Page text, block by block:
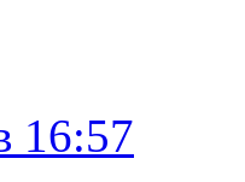
16:57